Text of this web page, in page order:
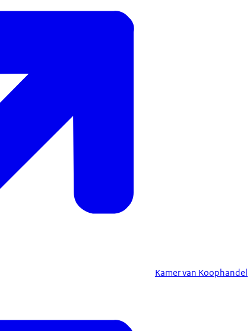
Kamer van Koophandel